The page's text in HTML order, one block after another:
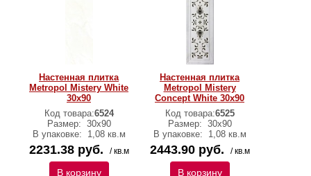
Настенная плитка
Metropol Mistery White
30x90
Код товара:6524
Размер: 30x90
В упаковке:
1,08 кв.м
2231.38 руб. / кв.м
В корзину
Настенная плитка
Metropol Mistery
Concept White 30x90
Код товара:6525
Размер: 30x90
В упаковке:
1,08 кв.м
2443.90 руб. / кв.м
В корзину